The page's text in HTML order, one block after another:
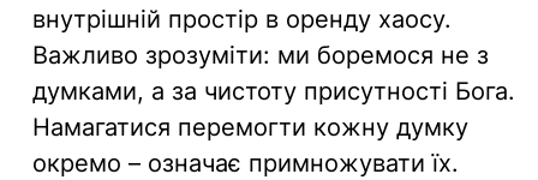
внутрішній простір в оренду хаосу.
Важливо зрозуміти: ми боремося не з
думками, а за чистоту присутності Бога.
Намагатися перемогти кожну думку
окремо – означає примножувати їх.